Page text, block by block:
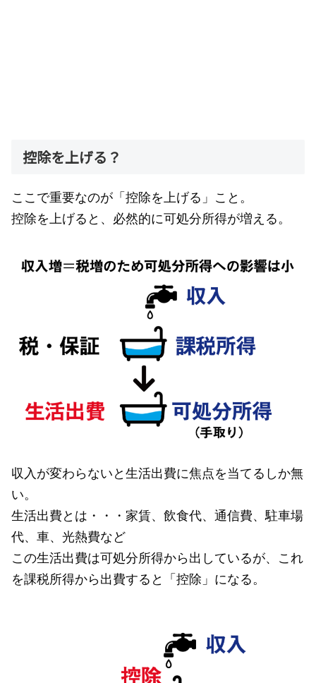
控除を上げる？
ここで重要なのが「控除を上げる」こと。
控除を上げると、必然的に可処分所得が増える。
収入が変わらないと生活出費に焦点を当てるしか無
い。
生活出費とは・・・家賃、飲食代、通信費、駐車場
代、車、光熱費など
この生活出費は可処分所得から出しているが、これ
を課税所得から出費すると「控除」になる。